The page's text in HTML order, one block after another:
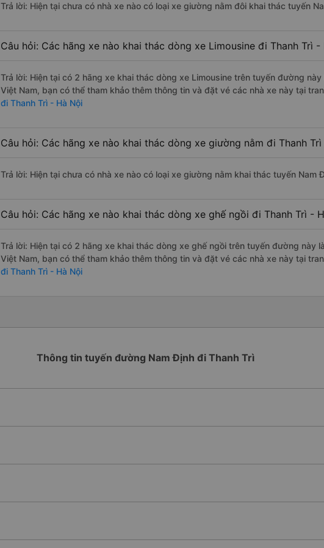
Trả lời: Hiện tại chưa có nhà xe nào có loại xe giường nằm đôi khai thác tuyến
Câu hỏi: Các hãng xe nào khai thác dòng xe Limousine đi Thanh Trì
Trả lời: Hiện tại có 2 hãng xe khai thác dòng xe Limousine trên tuyến đường này
Việt Nam, bạn có thể tham khảo thêm thông tin và đặt vé các nhà xe này tại
đi Thanh Trì - Hà Nội
Câu hỏi: Các hãng xe nào khai thác dòng xe giường nằm đi Thanh
Trả lời: Hiện tại chưa có nhà xe nào có loại xe giường nằm khai thác tuyến Nam
Câu hỏi: Các hãng xe nào khai thác dòng xe ghế ngồi đi Thanh Trì -
Trả lời: Hiện tại có 2 hãng xe khai thác dòng xe ghế ngồi trên tuyến đường này
Việt Nam, bạn có thể tham khảo thêm thông tin và đặt vé các nhà xe này tại
đi Thanh Trì - Hà Nội
Thông tin tuyến đường Nam Định đi Thanh Trì